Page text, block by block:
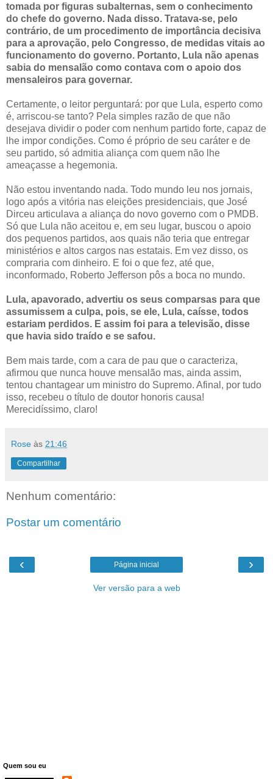
tomada por figuras subalternas, sem o conhecimento
do chefe do governo. Nada disso. Tratava-se, pelo
contrário, de um procedimento de importância decisiva
para a aprovação, pelo Congresso, de medidas vitais ao
funcionamento do governo. Portanto, Lula não apenas
sabia do mensalão como contava com o apoio dos
mensaleiros para governar.
Certamente, o leitor perguntará: por que Lula, esperto como
é, arriscou-se tanto? Pela simples razão de que não
desejava dividir o poder com nenhum partido forte, capaz de
lhe impor condições. Como é próprio de seu caráter e de
seu partido, só admitia aliança com quem não lhe
ameaçasse a hegemonia.
Não estou inventando nada. Todo mundo leu nos jornais,
logo após a vitória nas eleições presidenciais, que José
Dirceu articulava a aliança do novo governo com o PMDB.
Só que Lula não aceitou e, em seu lugar, buscou o apoio
dos pequenos partidos, aos quais não teria que entregar
ministérios e altos cargos nas estatais. Em vez disso, os
compraria com dinheiro. E foi o que fez, até que,
inconformado, Roberto Jefferson pôs a boca no mundo.
Lula, apavorado, advertiu os seus comparsas para que
assumissem a culpa, pois, se ele, Lula, caísse, todos
estariam perdidos. E assim foi para a televisão, disse
que havia sido traído e se safou.
Bem mais tarde, com a cara de pau que o caracteriza,
afirmou que nunca houve mensalão mas, ainda assim,
tentou chantagear um ministro do Supremo. Afinal, por tudo
isso, recebeu o título de doutor honoris causa!
Merecidíssimo, claro!
Rose às 21:46
Compartilhar
Nenhum comentário:
Postar um comentário
‹ ›
Página inicial
Ver versão para a web
Quem sou eu